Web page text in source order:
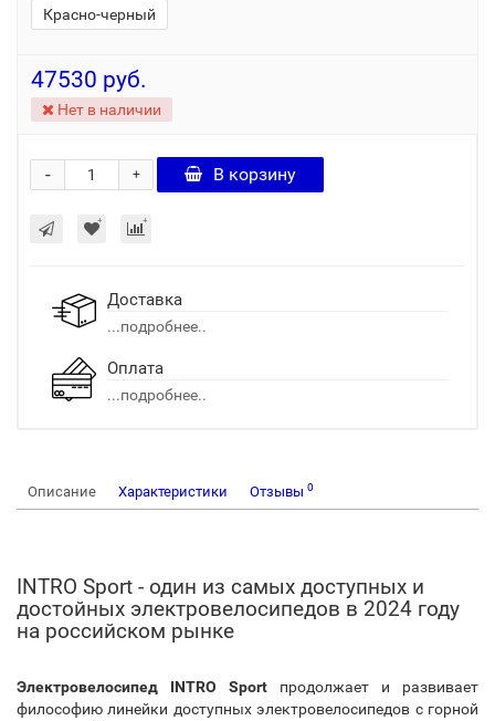
Красно-черный
47530 руб.
Нет в наличии
+
- В корзину
Доставка
...подробнее..
Оплата
...подробнее..
Описание Характеристики Отзывы 0
INTRO Sport - один из самых доступных и
достойных электровелосипедов в 2024 году
на российском рынке
Электровелосипед INTRO Sport продолжает и развивает
философию линейки доступных электровелосипедов с горной